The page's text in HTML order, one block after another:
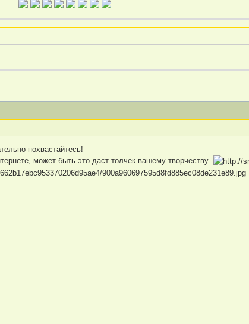
похвастайтесь!
может быть это даст толчек вашему творчеству